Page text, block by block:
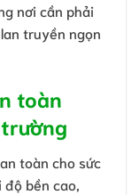
nơi cần phải
truyền ngọn
toàn
toàn cho sức
bền cao,